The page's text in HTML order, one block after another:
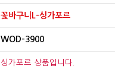
꽃바구니L-싱가포르
WOD-3900
싱가포르 상품입니다.